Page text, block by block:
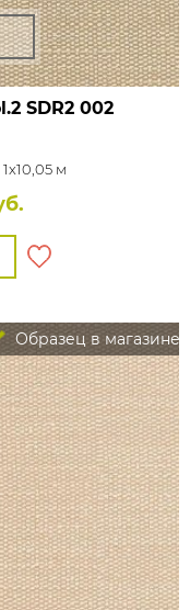
SDR2 002
м
Образец в магазине